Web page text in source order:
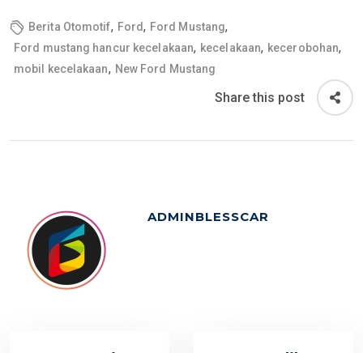
Berita Otomotif, Ford, Ford Mustang,
Ford mustang hancur kecelakaan, kecelakaan, kecerobohan,
mobil kecelakaan, New Ford Mustang
Share this post
ADMINBLESSCAR